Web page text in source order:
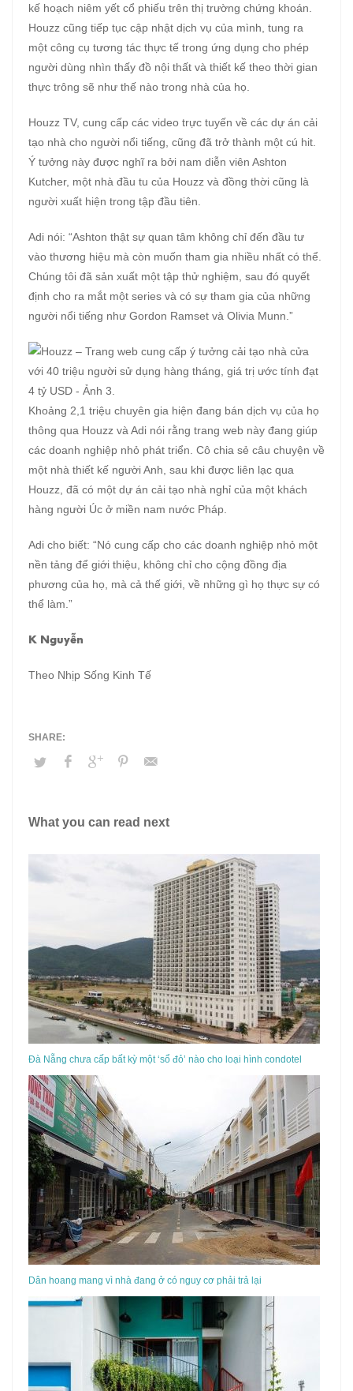
kế hoạch niêm yết cổ phiếu trên thị trường chứng khoán.
Houzz cũng tiếp tục cập nhật dịch vụ của mình, tung ra
một công cụ tương tác thực tế trong ứng dụng cho phép
người dùng nhìn thấy đồ nội thất và thiết kế theo thời gian
thực trông sẽ như thế nào trong nhà của họ.
Houzz TV, cung cấp các video trực tuyến về các dự án cải
tạo nhà cho người nổi tiếng, cũng đã trở thành một cú hit.
Ý tưởng này được nghĩ ra bởi nam diễn viên Ashton
Kutcher, một nhà đầu tu của Houzz và đồng thời cũng là
người xuất hiện trong tập đầu tiên.
Adi nói: “Ashton thật sự quan tâm không chỉ đến đầu tư
vào thương hiệu mà còn muốn tham gia nhiều nhất có thể.
Chúng tôi đã sản xuất một tập thử nghiệm, sau đó quyết
định cho ra mắt một series và có sự tham gia của những
người nổi tiếng như Gordon Ramset và Olivia Munn.”
Khoảng 2,1 triệu chuyên gia hiện đang bán dịch vụ của họ
thông qua Houzz và Adi nói rằng trang web này đang giúp
các doanh nghiệp nhỏ phát triển. Cô chia sẻ câu chuyện về
một nhà thiết kế người Anh, sau khi được liên lạc qua
Houzz, đã có một dự án cải tạo nhà nghỉ của một khách
hàng người Úc ở miền nam nước Pháp.
Adi cho biết: “Nó cung cấp cho các doanh nghiệp nhỏ một
nền tảng để giới thiệu, không chỉ cho cộng đồng địa
phương của họ, mà cả thế giới, về những gì họ thực sự có
thể làm.”
K Nguyễn
Theo Nhịp Sống Kinh Tế
What you can read next
Đà Nẵng chưa cấp bất kỳ một ‘sổ đỏ’ nào cho loại hình condotel
Dân hoang mang vì nhà đang ở có nguy cơ phải trả lại